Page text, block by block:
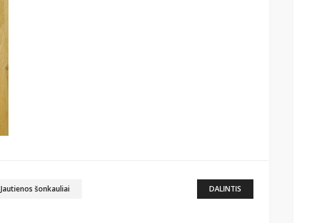
Jautienos šonkauliai DALINTIS